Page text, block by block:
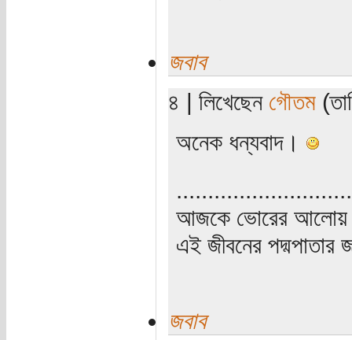
জবাব
৪ | লিখেছেন গৌতম
অনেক ধন্যবাদ।
আজকে ভোরের আলোয়
এই জীবনের পদ্মপাতার
জবাব